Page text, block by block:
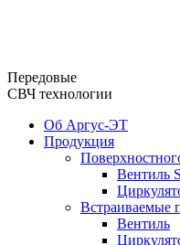
Передовые
СВЧ технологии
Об Аргус-ЭТ
Продукция
Вентиль
Встраиваемые
Вентиль